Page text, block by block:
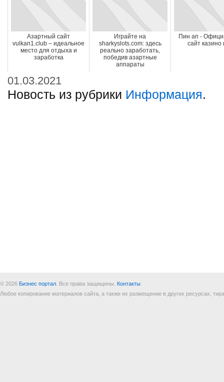
Азартный сайт
vulkan1.club – идеальное
место для отдыха и
заработка
Играйте на
sharkyslots.com: здесь
реально заработать,
победив азартные
аппараты
Пин ап -
сайт казино
01.03.2021
Новость из рубрики Информация.
© 2026 Бизнес портал . Все права защищены. Контакты
Любое копирование материалов сайта, а также их размещение в других ресурсах,